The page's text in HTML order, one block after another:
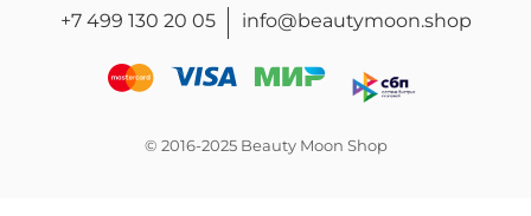
+7 499 130 20 05 info@beautymoon.shop
© 2016-2025 Beauty Moon Shop